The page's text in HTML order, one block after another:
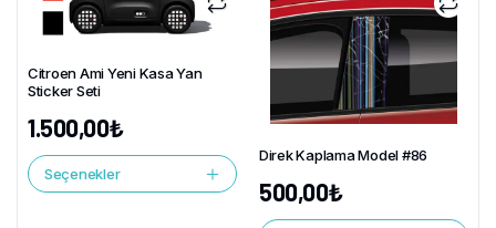
Citroen Ami Yeni Kasa Yan
Sticker Seti
1.500,00₺
Seçenekler
Direk Kaplama Model #86
500,00₺